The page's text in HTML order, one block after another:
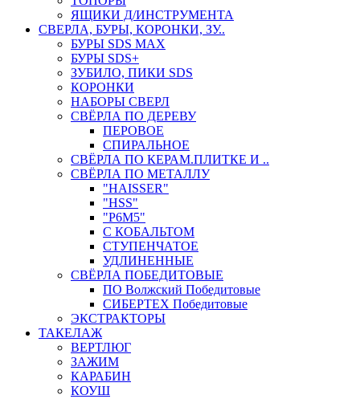
ЯЩИКИ Д/ИНСТРУМЕНТА
СВЕРЛА, БУРЫ, КОРОНКИ, ЗУ..
БУРЫ SDS MAX
БУРЫ SDS+
ЗУБИЛО, ПИКИ SDS
КОРОНКИ
НАБОРЫ СВЕРЛ
СВЁРЛА ПО ДЕРЕВУ
ПЕРОВОЕ
СПИРАЛЬНОЕ
СВЁРЛА ПО КЕРАМ.ПЛИТКЕ И ..
СВЁРЛА ПО МЕТАЛЛУ
"HAISSER"
"HSS"
"Р6М5"
С КОБАЛЬТОМ
СТУПЕНЧАТОЕ
УДЛИНЕННЫЕ
СВЁРЛА ПОБЕДИТОВЫЕ
ПО Волжский Победитовые
СИБЕРТЕХ Победитовые
ЭКСТРАКТОРЫ
ТАКЕЛАЖ
ВЕРТЛЮГ
ЗАЖИМ
КАРАБИН
КОУШ